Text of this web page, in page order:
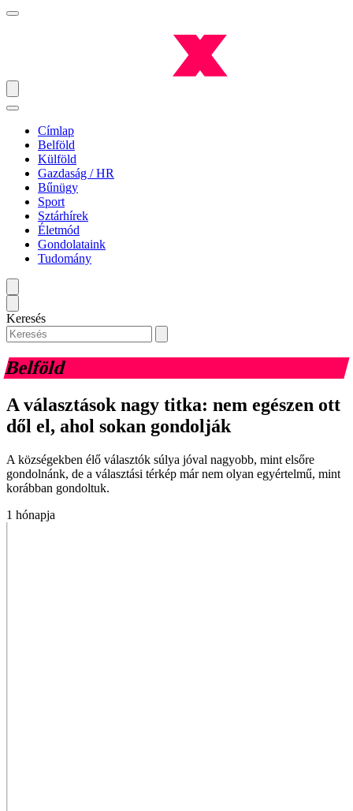
Címlap
Belföld
Külföld
Gazdaság / HR
Bűnügy
Sport
Sztárhírek
Életmód
Gondolataink
Tudomány
Keresés
Belföld
A választások nagy titka: nem egészen ott
dől el, ahol sokan gondolják
A községekben élő választók súlya jóval nagyobb, mint elsőre
gondolnánk, de a választási térkép már nem olyan egyértelmű, mint
korábban gondoltuk.
1 hónapja